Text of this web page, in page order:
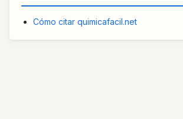
Cómo citar quimicafacil.net